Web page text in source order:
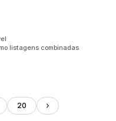
listagens combinadas
20